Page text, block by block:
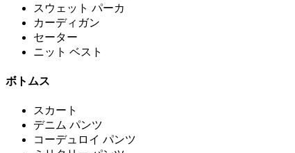
スウェット パーカ
カーディガン
セーター
ニット ベスト
ボトムス
スカート
デニム パンツ
コーデュロイ パンツ